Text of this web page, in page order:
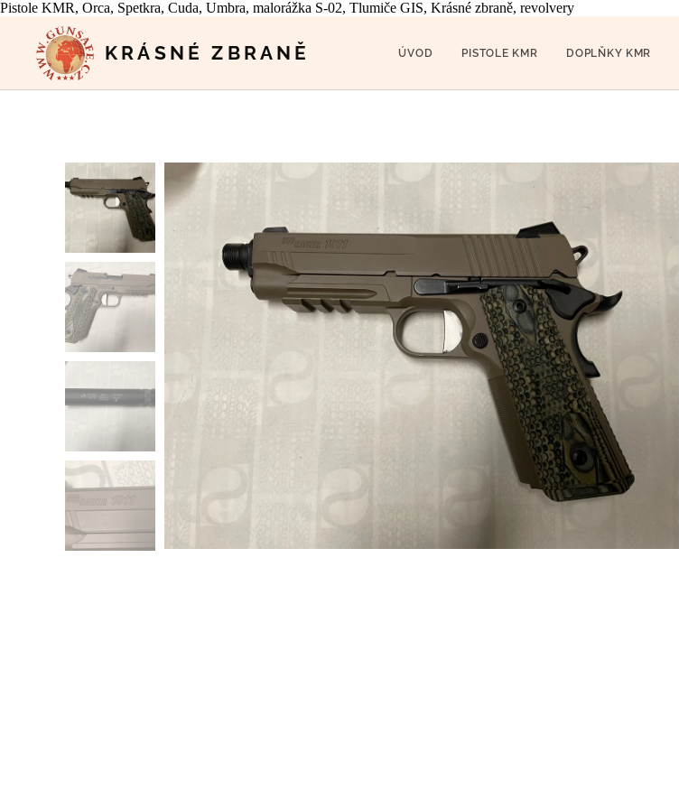
Pistole KMR, Orca, Spetkra, Cuda, Umbra, malorážka S-02, Tlumiče GIS, Krásné zbraně, revolvery
KRÁSNÉ ZBRANĚ ÚVOD PISTOLE KMR DOPLŇKY KMR